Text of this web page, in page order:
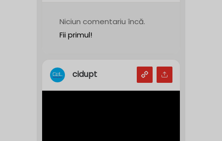
Niciun comentariu încă.
Fii primul!
cidupt